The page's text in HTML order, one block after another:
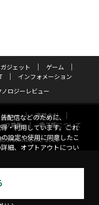
ガジェット
ゲーム
インフォメーション
ノロジーレビュー
シー
運営会社
フ募集
電子版について
Inc. 2026
配信などのために、
・利用しています。これ
設定や使用に同意したこ
細、オプトアウトについ